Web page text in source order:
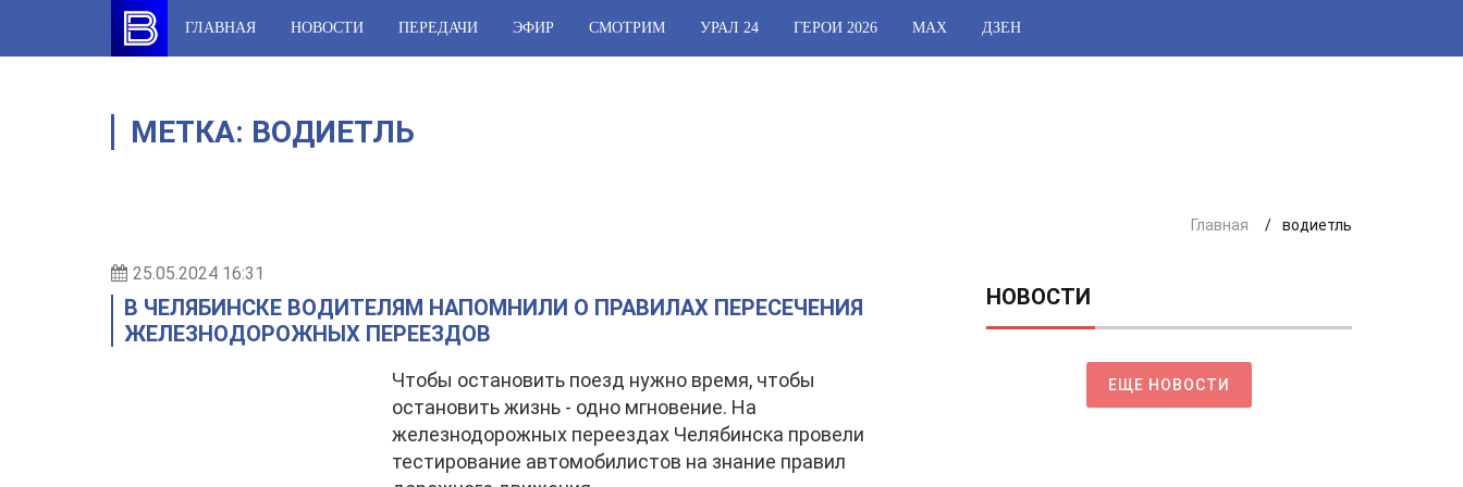
content
ГЛАВНАЯ НОВОСТИ ПЕРЕДАЧИ ЭФИР СМОТРИМ УРАЛ 24 ГЕРОИ 2026 МАХ ДЗЕН
МЕТКА: ВОДИЕТЛЬ
Главная водиетль
25.05.2024 16:31
В ЧЕЛЯБИНСКЕ ВОДИТЕЛЯМ НАПОМНИЛИ О ПРАВИЛАХ ПЕРЕСЕЧЕНИЯ
ЖЕЛЕЗНОДОРОЖНЫХ ПЕРЕЕЗДОВ
Чтобы остановить поезд нужно время, чтобы
остановить жизнь - одно мгновение. На
железнодорожных переездах Челябинска провели
тестирование автомобилистов на знание правил
НОВОСТИ
ЕЩЕ НОВОСТИ